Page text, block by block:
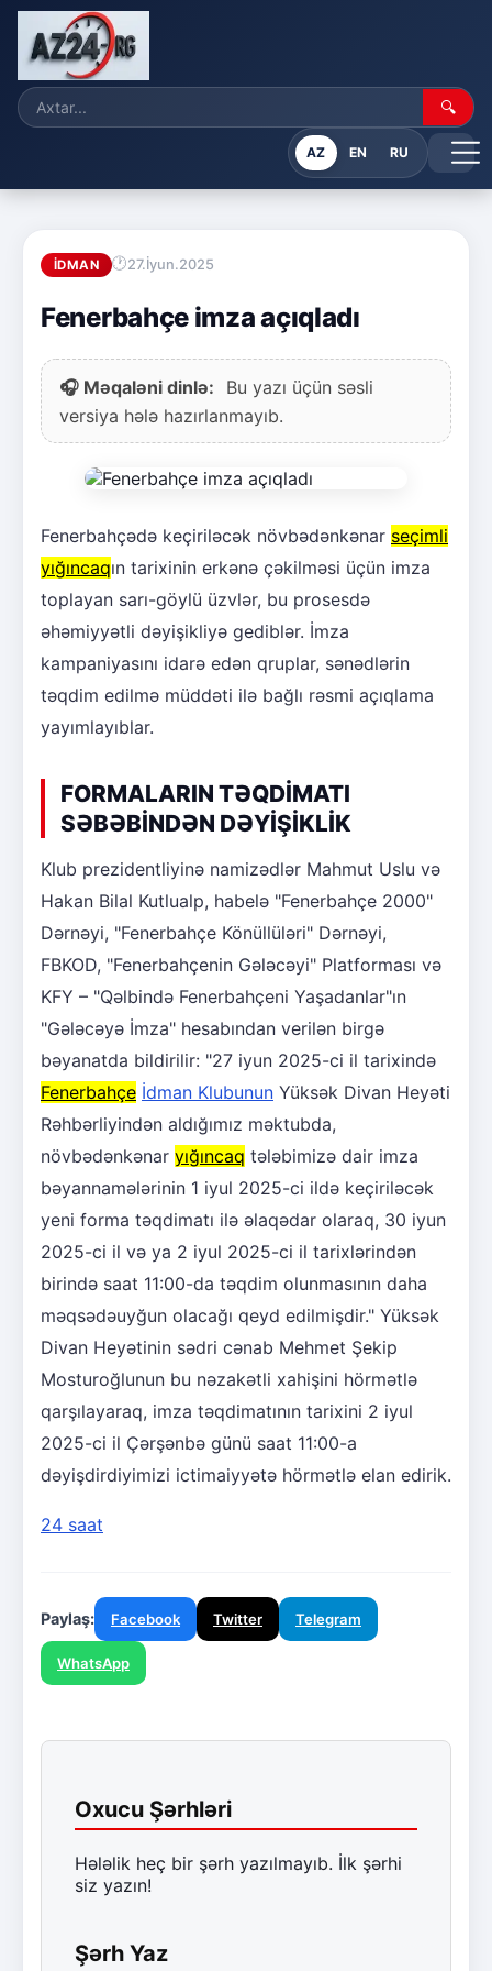
🔍
AZ EN RU
İDMAN 27.İyun.2025
Fenerbahçe imza açıqladı
🎧 Məqaləni dinlə:
Bu yazı üçün səsli
versiya hələ hazırlanmayıb.
Fenerbahçədə keçiriləcək növbədənkənar seçimli
yığıncaqın tarixinin erkənə çəkilməsi üçün imza
toplayan sarı-göylü üzvlər, bu prosesdə
əhəmiyyətli dəyişikliyə gediblər. İmza
kampaniyasını idarə edən qruplar, sənədlərin
təqdim edilmə müddəti ilə bağlı rəsmi açıqlama
yayımlayıblar.
FORMALARIN TƏQDİMATI
SƏBƏBİNDƏN DƏYİŞİKLİK
Klub prezidentliyinə namizədlər Mahmut Uslu və
Hakan Bilal Kutlualp, habelə "Fenerbahçe 2000"
Dərnəyi, "Fenerbahçe Könüllüləri" Dərnəyi,
FBKOD, "Fenerbahçenin Gələcəyi" Platforması və
KFY – "Qəlbində Fenerbahçeni Yaşadanlar"ın
"Gələcəyə İmza" hesabından verilən birgə
bəyanatda bildirilir: "27 iyun 2025-ci il tarixində
Fenerbahçe İdman Klubunun Yüksək Divan Heyəti
Rəhbərliyindən aldığımız məktubda,
növbədənkənar yığıncaq tələbimizə dair imza
bəyannamələrinin 1 iyul 2025-ci ildə keçiriləcək
yeni forma təqdimatı ilə əlaqədar olaraq, 30 iyun
2025-ci il və ya 2 iyul 2025-ci il tarixlərindən
birində saat 11:00-da təqdim olunmasının daha
məqsədəuyğun olacağı qeyd edilmişdir." Yüksək
Divan Heyətinin sədri cənab Mehmet Şekip
Mosturoğlunun bu nəzakətli xahişini hörmətlə
qarşılayaraq, imza təqdimatının tarixini 2 iyul
2025-ci il Çərşənbə günü saat 11:00-a
dəyişdirdiyimizi ictimaiyyətə hörmətlə elan edirik.
24 saat
Paylaş: Facebook Twitter Telegram
WhatsApp
Oxucu Şərhləri
Hələlik heç bir şərh yazılmayıb. İlk şərhi
siz yazın!
Şərh Yaz